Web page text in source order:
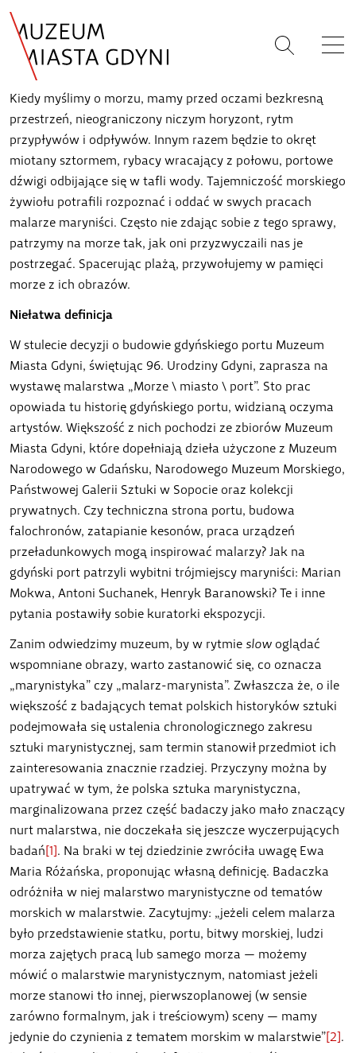
Kiedy myślimy o morzu, mamy przed oczami bezkresną
przestrzeń, nieograniczony niczym horyzont, rytm
przypływów i odpływów. Innym razem będzie to okręt
miotany sztormem, rybacy wracający z połowu, portowe
dźwigi odbijające się w tafli wody. Tajemniczość morskiego
żywiołu potrafili rozpoznać i oddać w swych pracach
malarze maryniści. Często nie zdając sobie z tego sprawy,
patrzymy na morze tak, jak oni przyzwyczaili nas je
postrzegać. Spacerując plażą, przywołujemy w pamięci
morze z ich obrazów.
Niełatwa definicja
W stulecie decyzji o budowie gdyńskiego portu Muzeum
Miasta Gdyni, świętując 96. Urodziny Gdyni, zaprasza na
wystawę malarstwa „Morze \ miasto \ port”. Sto prac
opowiada tu historię gdyńskiego portu, widzianą oczyma
artystów. Większość z nich pochodzi ze zbiorów Muzeum
Miasta Gdyni, które dopełniają dzieła użyczone z Muzeum
Narodowego w Gdańsku, Narodowego Muzeum Morskiego,
Państwowej Galerii Sztuki w Sopocie oraz kolekcji
prywatnych. Czy techniczna strona portu, budowa
falochronów, zatapianie kesonów, praca urządzeń
przeładunkowych mogą inspirować malarzy? Jak na
gdyński port patrzyli wybitni trójmiejscy maryniści: Marian
Mokwa, Antoni Suchanek, Henryk Baranowski? Te i inne
pytania postawiły sobie kuratorki ekspozycji.
Zanim odwiedzimy muzeum, by w rytmie slow oglądać
wspomniane obrazy, warto zastanowić się, co oznacza
„marynistyka” czy „malarz-marynista”. Zwłaszcza że, o ile
większość z badających temat polskich historyków sztuki
podejmowała się ustalenia chronologicznego zakresu
sztuki marynistycznej, sam termin stanowił przedmiot ich
zainteresowania znacznie rzadziej. Przyczyny można by
upatrywać w tym, że polska sztuka marynistyczna,
marginalizowana przez część badaczy jako mało znaczący
nurt malarstwa, nie doczekała się jeszcze wyczerpujących
badań[1]. Na braki w tej dziedzinie zwróciła uwagę Ewa
Maria Różańska, proponując własną definicję. Badaczka
odróżniła w niej malarstwo marynistyczne od tematów
morskich w malarstwie. Zacytujmy: „jeżeli celem malarza
było przedstawienie statku, portu, bitwy morskiej, ludzi
morza zajętych pracą lub samego morza — możemy
mówić o malarstwie marynistycznym, natomiast jeżeli
morze stanowi tło innej, pierwszoplanowej (w sensie
zarówno formalnym, jak i treściowym) sceny — mamy
jedynie do czynienia z tematem morskim w malarstwie”[2].